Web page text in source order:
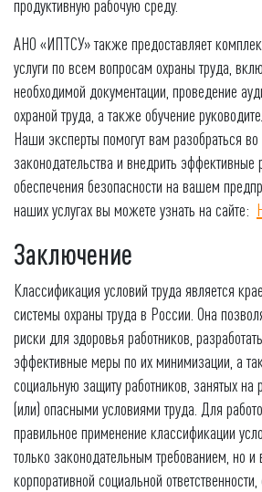
продуктивную рабочую среду.
АНО «ИПТСУ» также предоставляет
услуги по всем вопросам охраны труда,
необходимой документации, проведение
охраной труда, а также обучение
Наши эксперты помогут вам разобраться во
законодательства и внедрить
обеспечения безопасности на вашем
наших услугах вы можете узнать на сайте:
Заключение
Классификация условий труда является
системы охраны труда в России. Она
риски для здоровья работников,
эффективные меры по их минимизации, а
социальную защиту работников, занятых на
(или) опасными условиями труда. Для
правильное применение классификации
только законодательным требованием, но
корпоративной социальной